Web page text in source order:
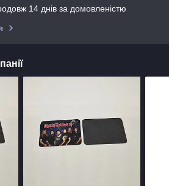
14 днів за домовленістю